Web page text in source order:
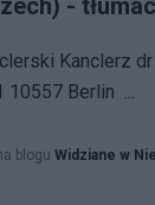
-
Kanclerz
10557 Berlin ...
blogu Widziane w